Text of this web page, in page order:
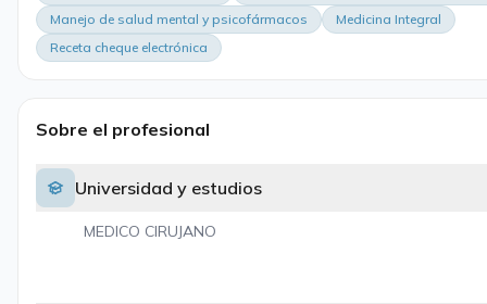
Manejo de salud mental y psicofármacos
Medicina Integral
Receta cheque electrónica
Sobre el profesional
Universidad y estudios
MEDICO CIRUJANO